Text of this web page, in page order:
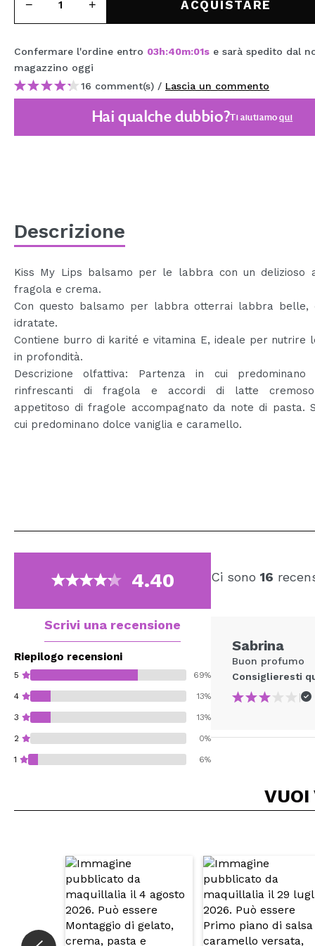
KOREA ZONE
TRAVEL SIZE
NATURE
PROSSIMAMENTE
ACQUISTARE
Confermare l'ordine entro 03h:40m:01s e sarà spedito dal
magazzino oggi
16 comment(s) / Lascia un commento
Hai qualche dubbio?Ti aiutiamoqui
Descrizione
Kiss My Lips balsamo per le labbra con un delizioso
fragola e crema.
Con questo balsamo per labbra otterrai labbra belle,
idratate.
Contiene burro di karité e vitamina E, ideale per nutrire
in profondità.
Descrizione olfattiva: Partenza in cui
rinfrescanti di fragola e accordi di latte
appetitoso di fragole accompagnato da note di pasta.
cui predominano dolce vaniglia e caramello.
4.40
Scrivi una recensione
Riepilogo recensioni
5 69%
4 13%
3 13%
2 0%
1 6%
Ci sono 16
Sabrina
Buon profumo
Consiglieresti
|
VUOI